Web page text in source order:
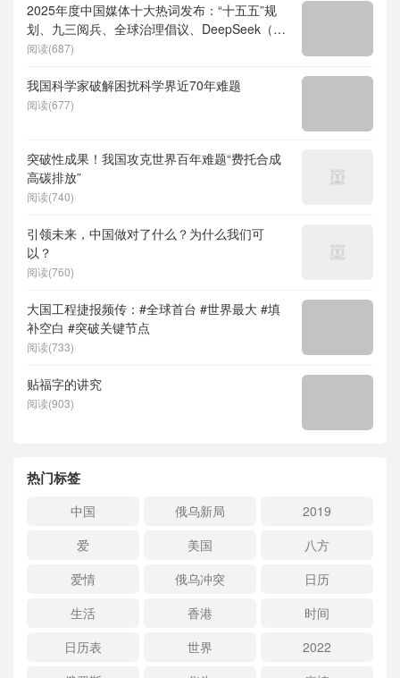
2025年度中国媒体十大热词发布：“十五五”规
划、九三阅兵、全球治理倡议、DeepSeek（深
度求索）、人形机器人、苏超、票根经济、育
阅读(687)
我国科学家破解困扰科学界近70年难题
阅读(677)
突破性成果！我国攻克世界百年难题“费托合成
高碳排放”
阅读(740)
引领未来，中国做对了什么？为什么我们可
以？
阅读(760)
大国工程捷报频传：#全球首台 #世界最大 #填
补空白 #突破关键节点
阅读(733)
贴福字的讲究
阅读(903)
热门标签
中国 俄乌新局
2019
爱
美国
八方
爱情
俄乌冲突
日历
生活
香港
时间
日历表
世界
2022